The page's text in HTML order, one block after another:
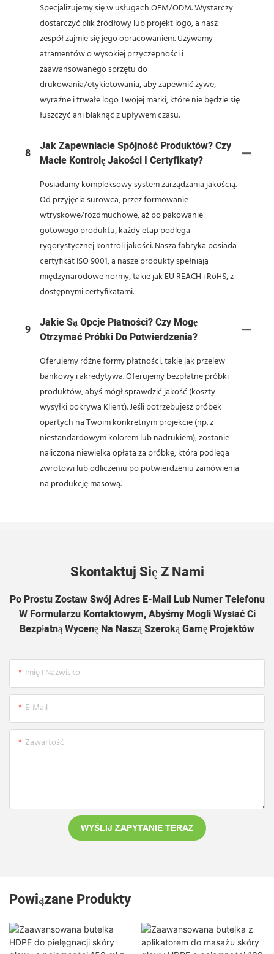
Specjalizujemy się w usługach OEM/ODM. Wystarczy
dostarczyć plik źródłowy lub projekt logo, a nasz
zespół zajmie się jego opracowaniem. Używamy
atramentów o wysokiej przyczepności i
zaawansowanego sprzętu do
drukowania/etykietowania, aby zapewnić żywe,
wyraźne i trwałe logo Twojej marki, które nie będzie się
łuszczyć ani blaknąć z upływem czasu.
8
Jak Zapewniacie Spójność Produktów? Czy
Macie Kontrolę Jakości I Certyfikaty?
Posiadamy kompleksowy system zarządzania jakością.
Od przyjęcia surowca, przez formowanie
wtryskowe/rozdmuchowe, aż po pakowanie
gotowego produktu, każdy etap podlega
rygorystycznej kontroli jakości. Nasza fabryka posiada
certyfikat ISO 9001, a nasze produkty spełniają
międzynarodowe normy, takie jak EU REACH i RoHS, z
dostępnymi certyfikatami.
9
Jakie Są Opcje Płatności? Czy Mogę
Otrzymać Próbki Do Potwierdzenia?
Oferujemy różne formy płatności, takie jak przelew
bankowy i akredytywa. Oferujemy bezpłatne próbki
produktów, abyś mógł sprawdzić jakość (koszty
wysyłki pokrywa Klient). Jeśli potrzebujesz próbek
opartych na Twoim konkretnym projekcie (np. z
niestandardowym kolorem lub nadrukiem), zostanie
naliczona niewielka opłata za próbkę, która podlega
zwrotowi lub odliczeniu po potwierdzeniu zamówienia
na produkcję masową.
Skontaktuj Się Z Nami
Po Prostu Zostaw Swój Adres E-Mail Lub Numer Telefonu
W Formularzu Kontaktowym, Abyśmy Mogli Wysłać Ci
Bezpłatną Wycenę Na Naszą Szeroką Gamę Projektów
Imię I Nazwisko
E-Mail
Zawartość
WYŚLIJ ZAPYTANIE TERAZ
Powiązane Produkty